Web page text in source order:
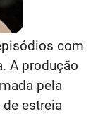
com
A produção
pela
estreia